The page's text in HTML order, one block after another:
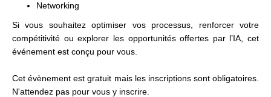
Networking
Si vous souhaitez optimiser vos processus, renforcer votre
compétitivité ou explorer les opportunités offertes par l’IA, cet
événement est conçu pour vous.
Cet évènement est gratuit mais les inscriptions sont obligatoires.
N'attendez pas pour vous y inscrire.